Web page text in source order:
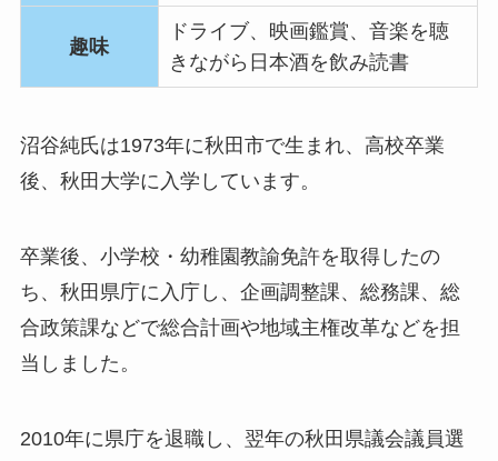
趣味
ドライブ、映画鑑賞、音楽を聴
きながら日本酒を飲み読書
沼谷純氏は1973年に秋田市で生まれ、高校卒業
後、秋田大学に入学しています。
卒業後、小学校・幼稚園教諭免許を取得したの
ち、秋田県庁に入庁し、企画調整課、総務課、総
合政策課などで総合計画や地域主権改革などを担
当しました。
2010年に県庁を退職し、翌年の秋田県議会議員選